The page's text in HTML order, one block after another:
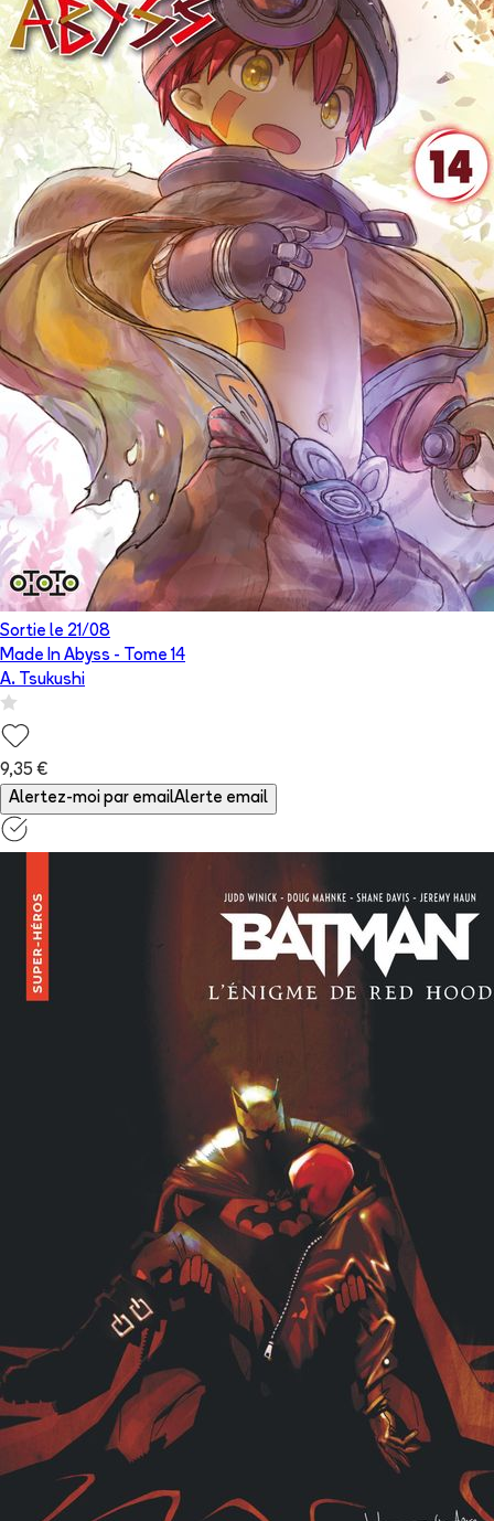
Sortie le 21/08
Made In Abyss - Tome 14
A. Tsukushi
9,35 €
Alertez-moi par emailAlerte email